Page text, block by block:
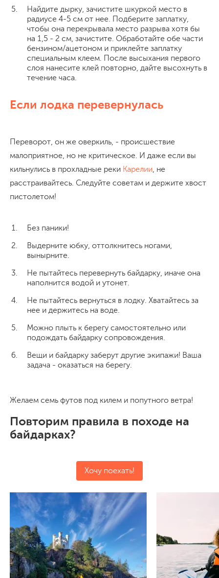
Найдите дырку, зачистите шкуркой место в
радиусе 4-5 см от нее. Подберите заплатку,
чтобы она перекрывала место разрыва хотя бы
на 1,5 - 2 см, зачистите. Обработайте обе части
бензином/ацетоном и приклейте заплатку
специальным клеем. После высыхания первого
слоя нанесите клей повторно, дайте высохнуть в
течение часа.
Если лодка перевернулась
Переворот, он же оверкиль, - происшествие
малоприятное, но не критическое. И даже если вы
кильнулись в прохладные реки Карелии, не
расстраивайтесь. Следуйте советам и держите хвост
пистолетом!
Без паники!
Выдерните юбку, оттолкнитесь ногами,
вынырните.
Не пытайтесь перевернуть байдарку, иначе она
наполнится водой и утонет.
Не пытайтесь вернуться в лодку. Хватайтесь за
нее и держитесь на воде.
Можно плыть к берегу самостоятельно или
подождать байдарку сопровождения.
Вещи и байдарку заберут другие экипажи! Ваша
задача - оказаться на берегу.
Желаем семь футов под килем и попутного ветра!
Повторим правила в походе на
байдарках?
Хочу поехать!